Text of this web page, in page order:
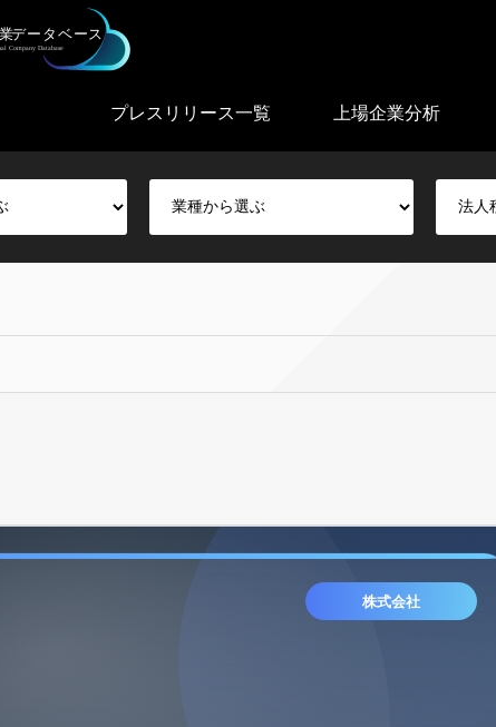
プレスリリース一覧 上場企業分析